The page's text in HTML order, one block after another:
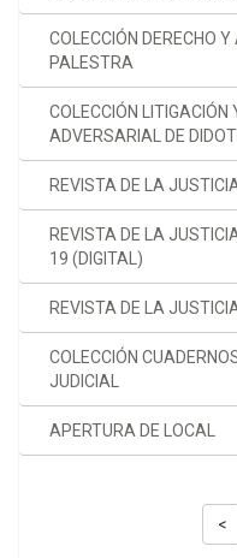
COLECCIÓN DERECHO
PALESTRA
COLECCIÓN LITIGACIÓN
ADVERSARIAL DE
REVISTA DE LA
REVISTA DE LA
19 (DIGITAL)
REVISTA DE LA
COLECCIÓN
JUDICIAL
APERTURA DE LOCAL
<